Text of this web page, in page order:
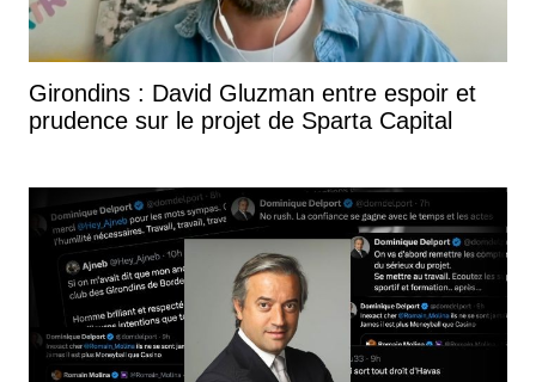
Girondins : David Gluzman entre espoir et
prudence sur le projet de Sparta Capital